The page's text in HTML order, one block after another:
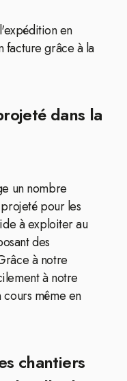
en
facture grâce à la
dans la
un nombre
pour les
à exploiter au
des
à notre
à notre
même en
chantiers